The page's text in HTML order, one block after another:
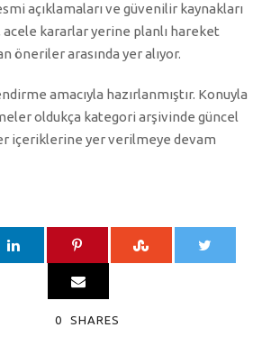
açıklamaları ve güvenilir kaynakları
kararlar yerine planlı hareket
öneriler arasında yer alıyor.
amacıyla hazırlanmıştır. Konuyla
oldukça kategori arşivinde güncel
içeriklerine yer verilmeye devam
0 SHARES